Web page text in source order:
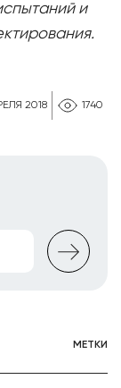
2018 1740
и
МЕТКИ